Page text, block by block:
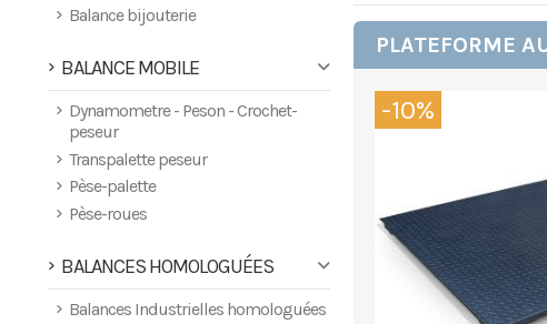
PLATEFORME
-10%
Balance bijouterie
BALANCE MOBILE
Dynamometre - Peson - Crochet-
peseur
Transpalette peseur
Pèse-palette
Pèse-roues
BALANCES HOMOLOGUÉES
Balances Industrielles homologuées